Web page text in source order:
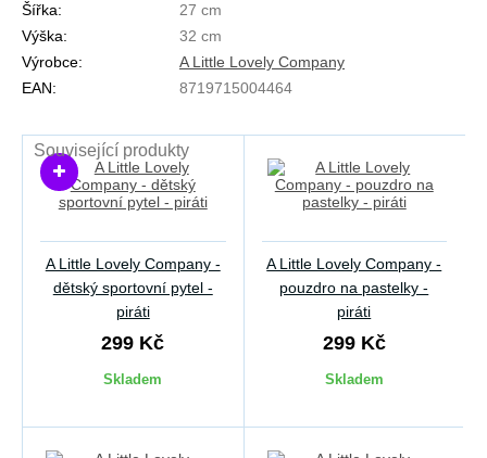
Šířka:
27 cm
Výška:
32 cm
Výrobce:
A Little Lovely Company
EAN:
8719715004464
Související produkty
A Little Lovely Company -
dětský sportovní pytel -
piráti
299 Kč
Skladem
A Little Lovely Company -
pouzdro na pastelky -
piráti
299 Kč
Skladem